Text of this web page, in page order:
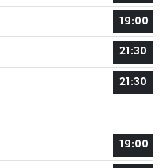
19:00
21:30
21:30
19:00